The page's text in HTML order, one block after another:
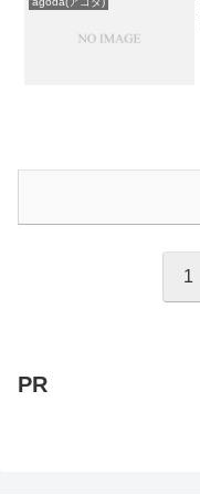
1
PR